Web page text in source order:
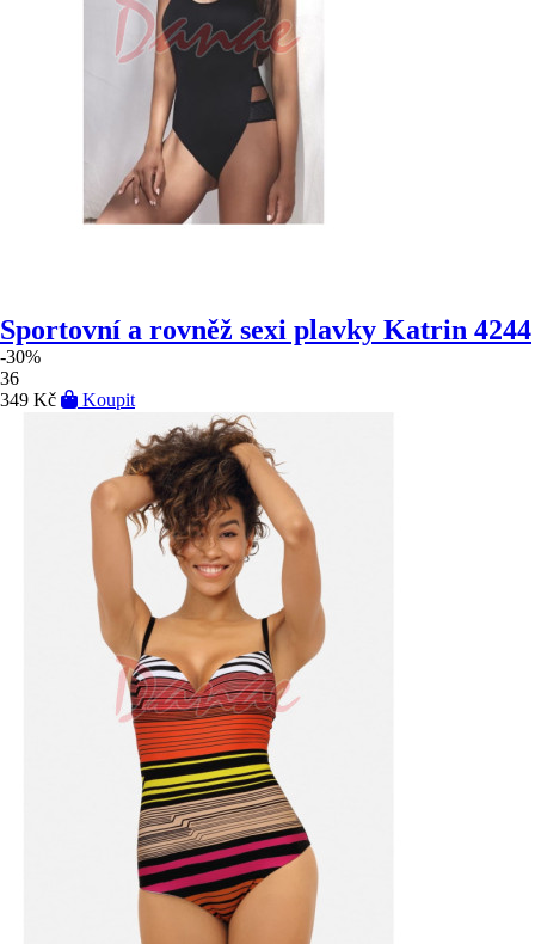
Sportovní a rovněž sexi plavky Katrin 4244
-30%
36
349 Kč
Koupit